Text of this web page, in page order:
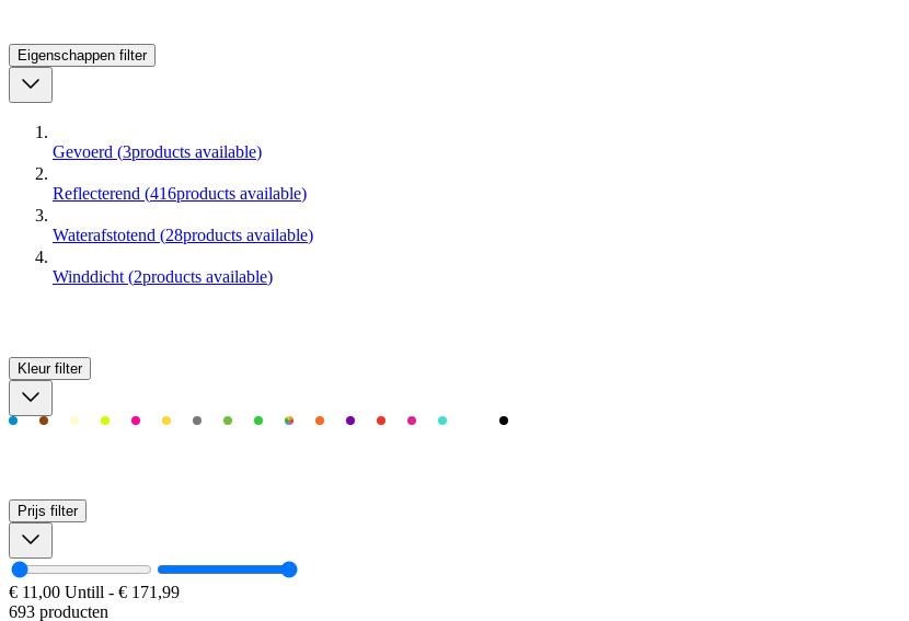
Eigenschappen filter
Gevoerd (3products available)
Reflecterend (416products available)
Waterafstotend (28products available)
Winddicht (2products available)
Kleur filter
Prijs filter
€ 11,00 Untill - € 171,99
693 producten